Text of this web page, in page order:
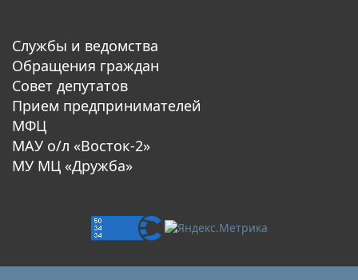
Службы и ведомства
Обращения граждан
Совет депутатов
Прием предпринимателей
МФЦ
МАУ о/л «Восток-2»
МУ МЦ «Дружба»